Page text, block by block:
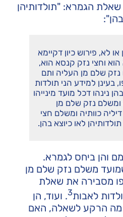
הגמרא: "תולדותיהן
או לא, פירוש כיון דקיימא
וחצי נזק קנסא הוא,
שלם מן העליה ותם
בעינן למידע הני תולדות
נינהו דכל מועד מינייהו
ומשלם נזק שלם מן
כוותיה ומשלם חצי
לאו כיוצא בהן.
והן ביחס לגמרא.
משלם נזק שלם מן
מסבירה את שאלת
לאבות3. ועוד, הן
מה הרקע לשאלה, האם